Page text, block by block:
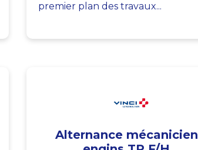
premier plan des travaux...
Alternance mécanicien